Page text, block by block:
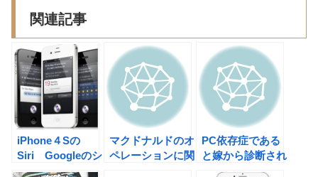
関連記事
iPhone４Sの
Siri Googleのシ
ュミット会長が脅
マクドナルドのオ
ペレーションに関
PC依存症である
と嫁から診断され
る。